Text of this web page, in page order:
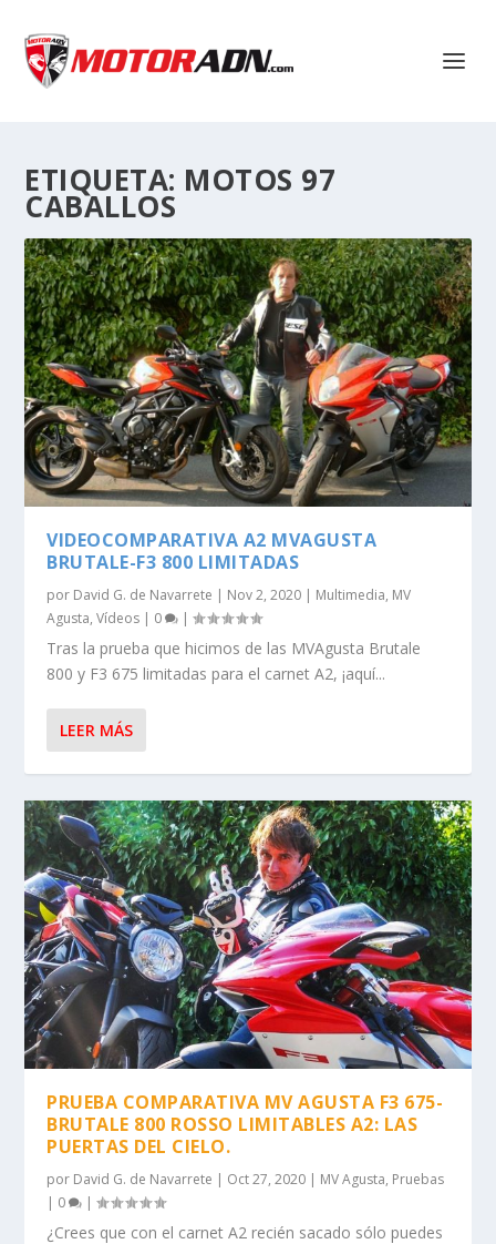
ETIQUETA: MOTOS 97
CABALLOS
VIDEOCOMPARATIVA A2 MVAGUSTA
BRUTALE-F3 800 LIMITADAS
por David G. de Navarrete | Nov 2, 2020 | Multimedia, MV
Agusta,Vídeos | 0 |
Tras la prueba que hicimos de las MVAgusta Brutale
800 y F3 675 limitadas para el carnet A2, ¡aquí...
LEER MÁS
PRUEBA COMPARATIVA MV AGUSTA F3 675-
BRUTALE 800 ROSSO LIMITABLES A2: LAS
PUERTAS DEL CIELO.
por David G. de Navarrete | Oct 27, 2020 | MV Agusta, Pruebas
| 0 |
¿Crees que con el carnet A2 recién sacado sólo puedes